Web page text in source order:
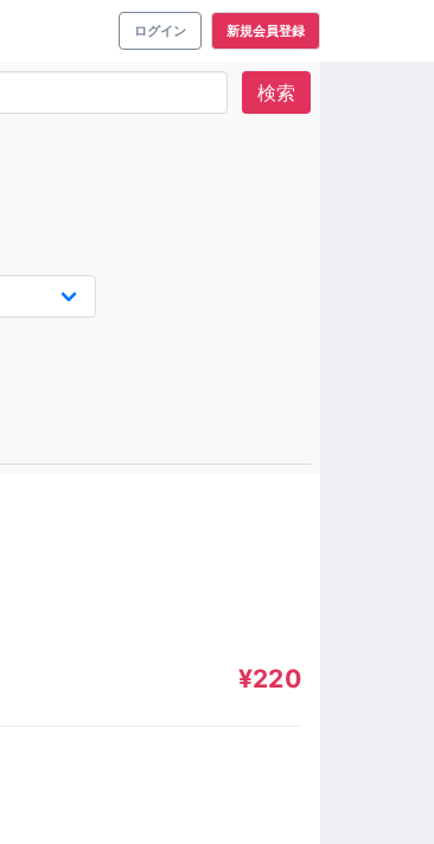
ログイン 新規会員登録
検索
¥220